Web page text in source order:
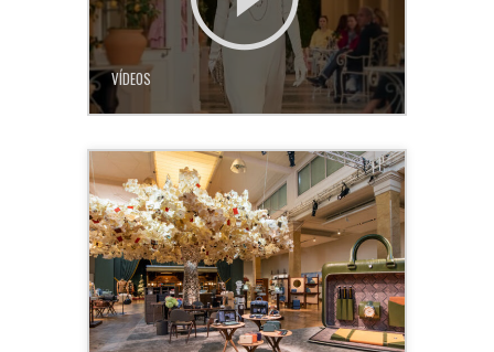
VÍDEOS